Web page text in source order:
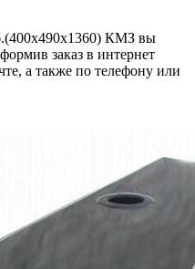
КМЗ вы
заказ в интернет
а также по телефону или